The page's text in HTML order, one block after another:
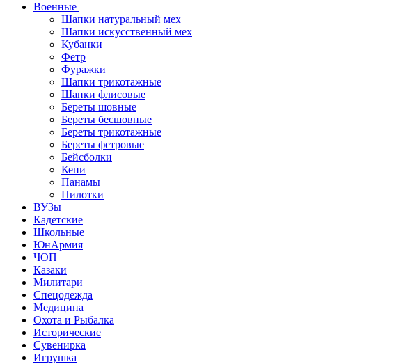
Военные
Шапки натуральный мех
Шапки искусственный мех
Кубанки
Фетр
Фуражки
Шапки трикотажные
Шапки флисовые
Береты шовные
Береты бесшовные
Береты трикотажные
Береты фетровые
Бейсболки
Кепи
Панамы
Пилотки
ВУЗы
Кадетские
Школьные
ЮнАрмия
ЧОП
Казаки
Милитари
Спецодежда
Медицина
Охота и Рыбалка
Исторические
Сувенирка
Игрушка